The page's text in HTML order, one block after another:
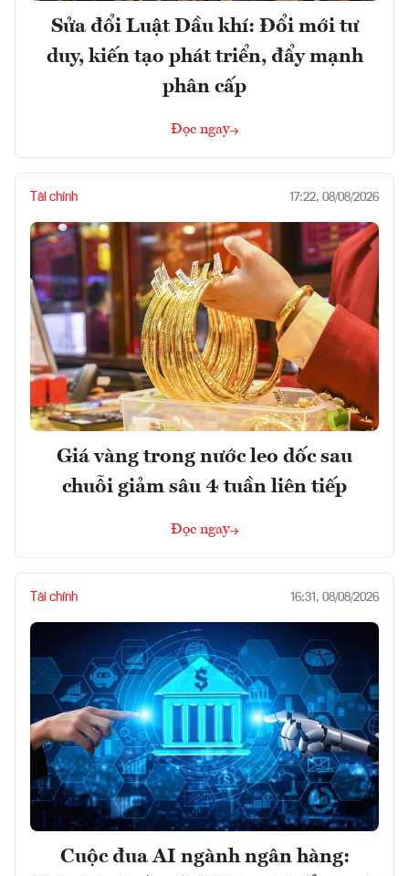
Sửa đổi Luật Dầu khí: Đổi mới tư
duy, kiến tạo phát triển, đẩy mạnh
phân cấp
Đọc ngay
Tài chính 17:22, 08/08/2026
Giá vàng trong nước leo dốc sau
chuỗi giảm sâu 4 tuần liên tiếp
Đọc ngay
Tài chính 16:31, 08/08/2026
Cuộc đua AI ngành ngân hàng: